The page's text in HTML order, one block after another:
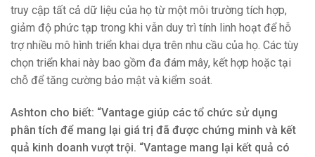
truy cập tất cả dữ liệu của họ từ một môi trường tích hợp,
giảm độ phức tạp trong khi vẫn duy trì tính linh hoạt để hỗ
trợ nhiều mô hình triển khai dựa trên nhu cầu của họ. Các tùy
chọn triển khai này bao gồm đa đám mây, kết hợp hoặc tại
chỗ để tăng cường bảo mật và kiểm soát.
Ashton cho biết: “Vantage giúp các tổ chức sử dụng
phân tích để mang lại giá trị đã được chứng minh và kết
quả kinh doanh vượt trội. “Vantage mang lại kết quả có